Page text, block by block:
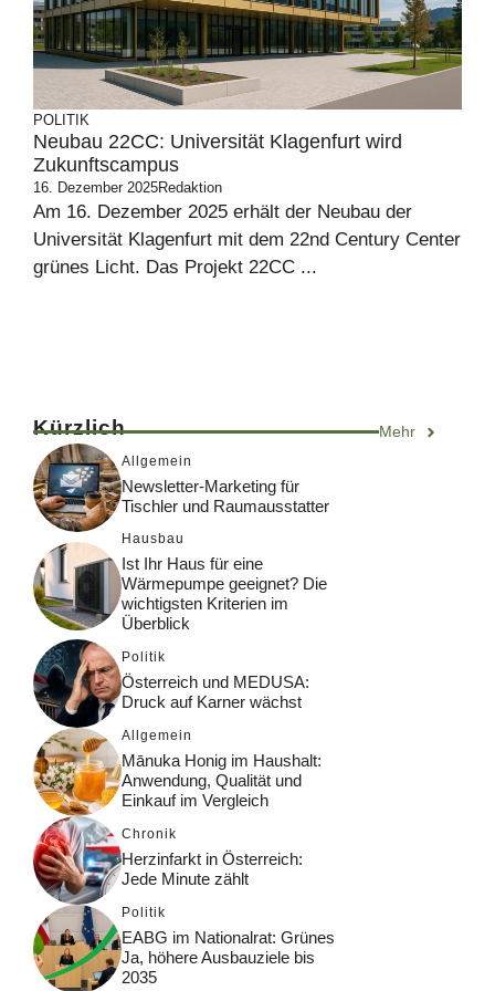
POLITIK
Neubau 22CC: Universität Klagenfurt wird
Zukunftscampus
16. Dezember 2025Redaktion
Am 16. Dezember 2025 erhält der Neubau der
Universität Klagenfurt mit dem 22nd Century Center
grünes Licht. Das Projekt 22CC ...
Kürzlich Mehr
Allgemein
Newsletter-Marketing für
Tischler und Raumausstatter
Hausbau
Ist Ihr Haus für eine
Wärmepumpe geeignet? Die
wichtigsten Kriterien im
Überblick
Politik
Österreich und MEDUSA:
Druck auf Karner wächst
Allgemein
Mānuka Honig im Haushalt:
Anwendung, Qualität und
Einkauf im Vergleich
Chronik
Herzinfarkt in Österreich:
Jede Minute zählt
Politik
EABG im Nationalrat: Grünes
Ja, höhere Ausbauziele bis
2035